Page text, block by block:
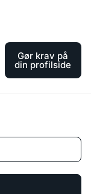
Gør krav på
din profilside